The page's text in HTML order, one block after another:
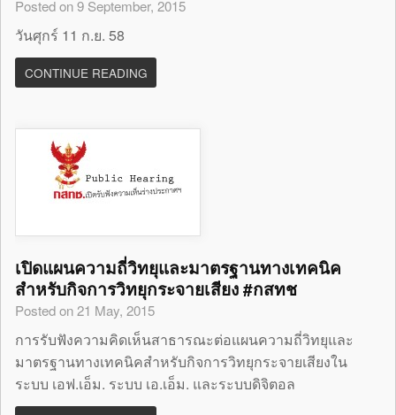
Posted on 9 September, 2015
วันศุกร์ 11 ก.ย. 58
CONTINUE READING
เปิดแผนความถี่วิทยุและมาตรฐานทางเทคนิค
สำหรับกิจการวิทยุกระจายเสียง #กสทช
Posted on 21 May, 2015
การรับฟังความคิดเห็นสาธารณะต่อแผนความถี่วิทยุและ
มาตรฐานทางเทคนิคสำหรับกิจการวิทยุกระจายเสียงใน
ระบบ เอฟ.เอ็ม. ระบบ เอ.เอ็ม. และระบบดิจิตอล